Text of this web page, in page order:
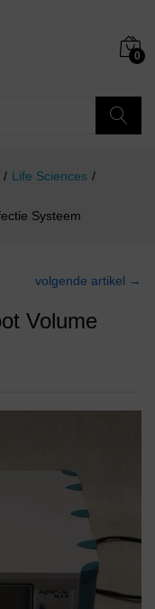
0
/ Life Sciences /
Systeem
volgende artikel →
Volume